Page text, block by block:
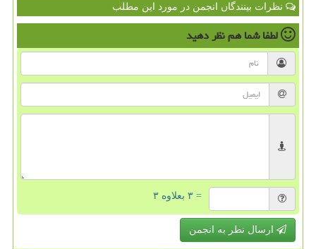
نظرات بینندگان انجمن در مورد این مطلب
لطفا شما همنظر دهید
= ۳ بعلاوه ۳
ارسال نظر به انجمن